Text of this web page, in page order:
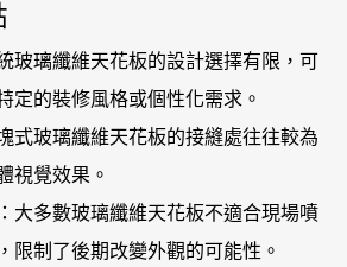
玻璃纖維天花板的設計選擇有限，可
定的裝修風格或個性化需求。
式玻璃纖維天花板的接縫處往往較為
視覺效果。
：大多數玻璃纖維天花板不適合現場噴
限制了後期改變外觀的可能性。